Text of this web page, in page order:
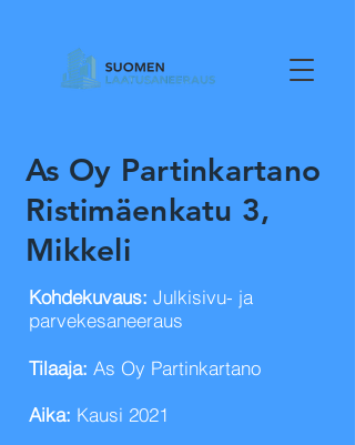
As Oy Partinkartano
Ristimäenkatu 3,
Mikkeli
Kohdekuvaus: Julkisivu- ja
parvekesaneeraus
Tilaaja: As Oy Partinkartano
Aika: Kausi 2021